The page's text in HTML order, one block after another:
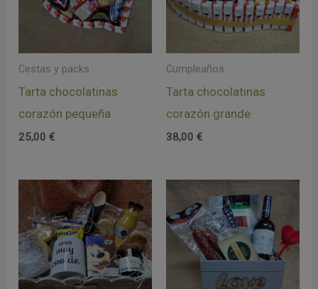
Cestas y packs
Tarta chocolatinas
corazón pequeña
25,00€
Cumpleaños
Tarta chocolatinas
corazón grande
38,00 €